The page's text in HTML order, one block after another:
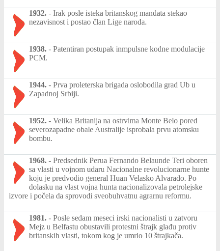
1932. - Irak posle isteka britanskog mandata stekao
nezavisnost i postao član Lige naroda.
1938. - Patentiran postupak inmpulsne kodne modulacije
PCM.
1944. - Prva proleterska brigada oslobodila grad Ub u
Zapadnoj Srbiji.
1952. - Velika Britanija na ostrvima Monte Belo pored
severozapadne obale Australije isprobala prvu atomsku
bombu.
1968. - Predsednik Perua Fernando Belaunde Teri oboren
sa vlasti u vojnom udaru Nacionalne revolucionarne hunte
koju je predvodio general Huan Velasko Alvarado. Po
dolasku na vlast vojna hunta nacionalizovala petrolejske
izvore i počela da sprovodi sveobuhvatnu agrarnu reformu.
1981. - Posle sedam meseci irski nacionalisti u zatvoru
Mejz u Belfastu obustavili protestni štrajk glađu protiv
britanskih vlasti, tokom kog je umrlo 10 štrajkača.